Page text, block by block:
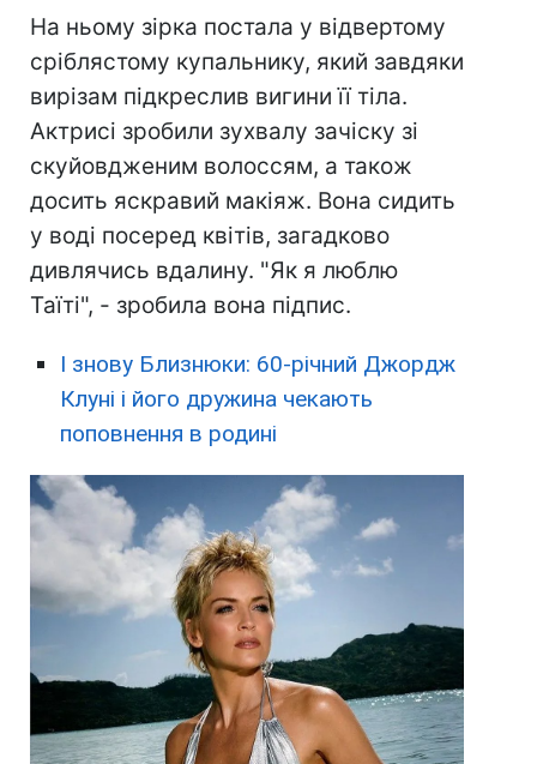
На ньому зірка постала у відвертому
сріблястому купальнику, який завдяки
вирізам підкреслив вигини її тіла.
Актрисі зробили зухвалу зачіску зі
скуйовдженим волоссям, а також
досить яскравий макіяж. Вона сидить
у воді посеред квітів, загадково
дивлячись вдалину. "Як я люблю
Таїті", - зробила вона підпис.
І знову Близнюки: 60-річний Джордж
Клуні і його дружина чекають
поповнення в родині